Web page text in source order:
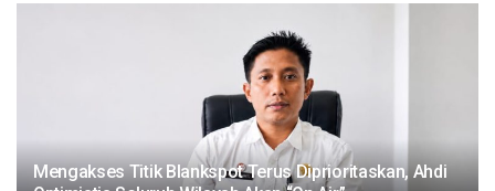
Mengakses Titik Blankspot Terus Diprioritaskan, Ahdi